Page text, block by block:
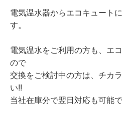
電気温水器からエコキュート
す。
電気温水をご利用の方も、エ
ので
交換をご検討中の方は、チカ
い!!
当社在庫分で翌日対応も可能で